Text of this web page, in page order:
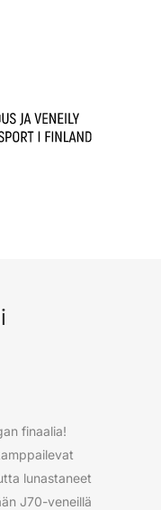
finaalia!
lunastaneet
J70-veneillä